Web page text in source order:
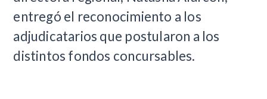
entregó el reconocimiento a los
adjudicatarios que postularon a los
distintos fondos concursables.